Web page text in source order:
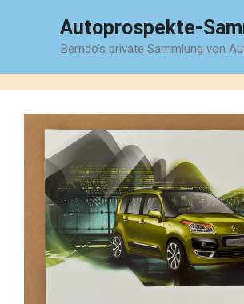
Autoprospekte-
Berndo's private Sammlung von